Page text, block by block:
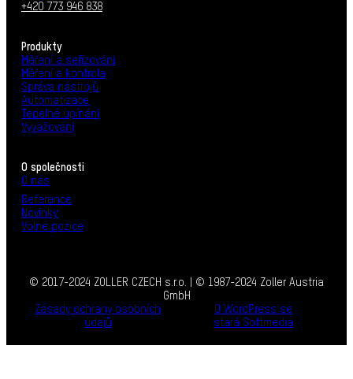
+420 773 946 838
Produkty
Měření a seřizování
Měření a kontrola
Správa nástrojů
Automatizace
Tepelné upínání
Vyvažování
O společnosti
O nás
Reference
Novinky
Volné pozice
© 2017-2024 ZOLLER CZECH s.r.o. | © 1987-2024 Zoller Austria
GmbH
Zásady ochrany osobních
údajů
O WordPress se
stará Softmedia